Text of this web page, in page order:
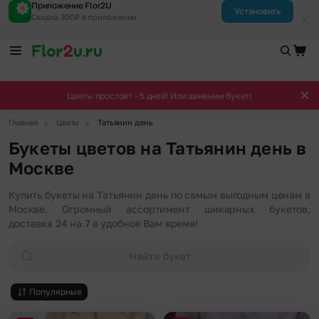
Приложение Flor2U
Скидка 300₽ в приложении
Установить
Цветы простоят - 5 дней! Или заменим букет!
Главная Цветы Татьянин день
Букеты цветов на Татьянин день в
Москве
Купить букеты на Татьянин день по самым выгодным ценам в
Москве. Огромный ассортимент шикарных букетов,
доставка 24 на 7 в удобное Вам время!
Найти букет
Популярные